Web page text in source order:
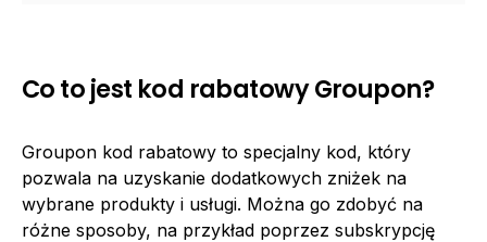
Co to jest kod rabatowy Groupon?
Groupon kod rabatowy to specjalny kod, który
pozwala na uzyskanie dodatkowych zniżek na
wybrane produkty i usługi. Można go zdobyć na
różne sposoby, na przykład poprzez subskrypcję